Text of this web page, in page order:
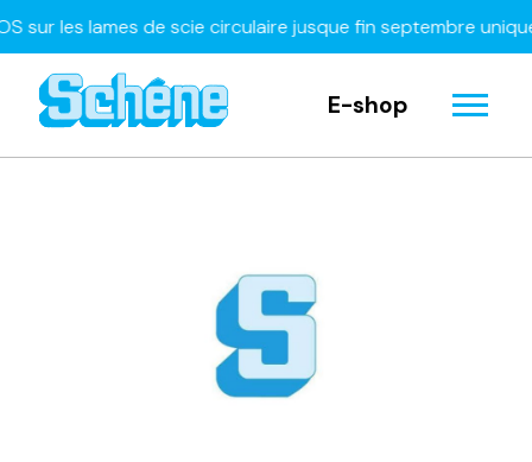
les lames de scie circulaire jusque fin septembre uniquement
E-shop